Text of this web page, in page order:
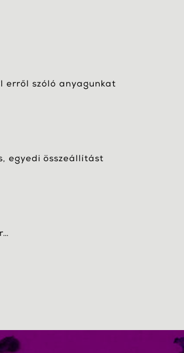
erről szóló anyagunkat
egyedi összeállítást